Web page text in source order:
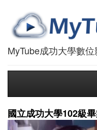
MyTube成功大學數
國立成功大學102級